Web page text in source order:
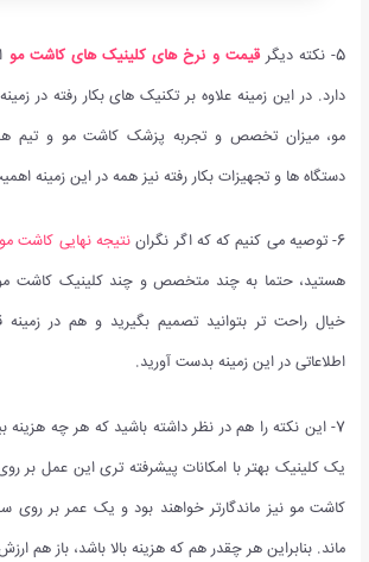
5- نکته دیگر قیمت و نرخ های کلینیک های کاشت مو
دارد. در این زمینه علاوه بر تکنیک های بکار رفته در
مو، میزان تخصص و تجربه پزشک کاشت مو و تیم
دستگاه ها و تجهیزات بکار رفته نیز همه در این زمینه
6- توصیه می کنیم که که اگر نگران نتیجه نهایی کاشت مو
هستید، حتما به چند متخصص و چند کلینیک کاشت مو
خیال راحت تر بتوانید تصمیم بگیرید و هم در
اطلاعاتی در این زمینه بدست آورید.
7- این نکته را هم در نظر داشته باشید که هر چه
یک کلینیک بهتر با امکانات پیشرفته تری این عمل بر
کاشت مو نیز ماندگارتر خواهند بود و یک عمر بر روی
ماند. بنابراین هر چقدر هم که هزینه بالا باشد، باز هم ارزش